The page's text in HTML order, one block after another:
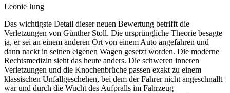
Leonie Jung
Das wichtigste Detail dieser neuen Bewertung betrifft die
Verletzungen von Günther Stoll. Die ursprüngliche Theorie besagte
ja, er sei an einem anderen Ort von einem Auto angefahren und
dann nackt in seinen eigenen Wagen gesetzt worden. Die moderne
Rechtsmedizin sieht das heute anders. Die schweren inneren
Verletzungen und die Knochenbrüche passen exakt zu einem
klassischen Unfallgeschehen, bei dem der Fahrer nicht angeschnallt
war und durch die Wucht des Aufpralls im Fahrzeug